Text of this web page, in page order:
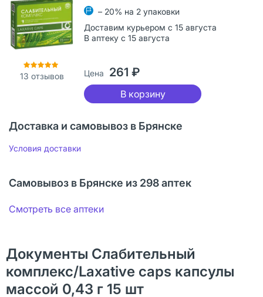
13 отзывов
– 20% на 2 упаковки
Доставим курьером с 15 августа
В аптеку с 15 августа
Цена 261 ₽
В корзину
Доставка и самовывоз в Брянске
Условия доставки
Самовывоз в Брянске из 298 аптек
Смотреть все аптеки
Документы Слабительный
комплекс/Laxative caps капсулы
массой 0,43 г 15 шт